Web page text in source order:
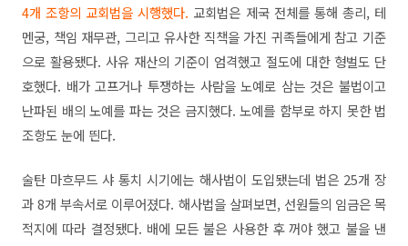
4개 조항의 교회법을 시행했다. 교회법은 제국 전체를 통해 총리, 테
멘궁, 책임 재무관, 그리고 유사한 직책을 가진 귀족들에게 참고 기준
으로 활용됐다. 사유 재산의 기준이 엄격했고 절도에 대한 형벌도 단
호했다. 배가 고프거나 투쟁하는 사람을 노예로 삼는 것은 불법이고
난파된 배의 노예를 파는 것은 금지했다. 노예를 함부로 하지 못한 법
조항도 눈에 띈다.
술탄 마흐무드 샤 통치 시기에는 해사법이 도입됐는데 법은 25개 장
과 8개 부속서로 이루어졌다. 해사법을 살펴보면, 선원들의 임금은 목
적지에 따라 결정됐다. 배에 모든 불은 사용한 후 꺼야 했고 불을 낸